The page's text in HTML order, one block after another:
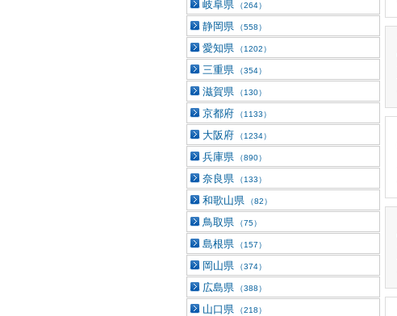
岐阜県 （264）
静岡県 （558）
愛知県 （1202）
三重県 （354）
滋賀県 （130）
京都府 （1133）
大阪府 （1234）
兵庫県 （890）
奈良県 （133）
和歌山県 （82）
鳥取県 （75）
島根県 （157）
岡山県 （374）
広島県 （388）
山口県 （218）